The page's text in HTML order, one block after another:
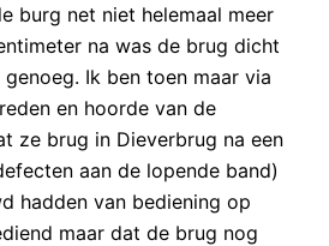
burg net niet helemaal meer
na was de brug dicht
Ik ben toen maar via
en hoorde van de
ze brug in Dieverbrug na een
aan de lopende band)
hadden van bediening op
maar dat de brug nog